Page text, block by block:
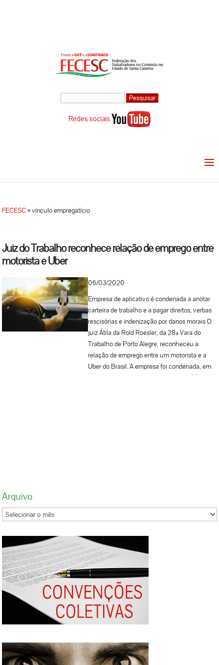
Redes sociais
FECESC»vínculo empregatício
Juiz do Trabalho reconhece relação de emprego entre
motorista e Uber
06/03/2020
Empresa de aplicativo é condenada a anotar
carteira de trabalho e a pagar direitos, verbas
rescisórias e indenização por danos morais O
juiz Átila da Rold Roesler, da 28ª Vara do
Trabalho de Porto Alegre, reconheceu a
relação de emprego entre um motorista e a
Uber do Brasil. A empresa foi condenada, em
decisão divulgada nesta quarta-feira (4), a
eventualidade. Para o magistrado, se a
relação de trabalho evoluiu nas últimas
décadas, o modo de análise também pode ser
reconstruído com base nos princípios do
Direito do Trabalho. “Uma releitura dos
requisitos para a configuração do vínculo de
emprego é necessária para que não haja a
exploração desenfreada da mão de obra sem
qualquer proteção legal”, ressaltou. No
entendimento do juiz, a inexistência de
atendimentos não foram suficientes para
afastar a subordinação. A empresa definia os
Arquivo